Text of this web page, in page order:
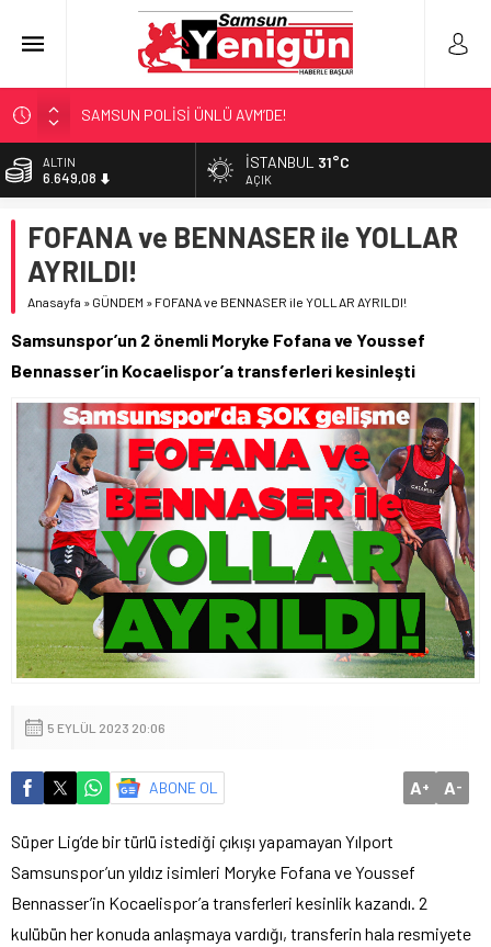
SAMSUN POLİSİ ÜNLÜ AVM’DE!
NEBİYANFEST BÜYÜLEDİ!
ULAŞIMA ZAM MI GELİYOR?
‘EL EMEĞİ’ DAYANIŞMASI
ALTIN
6.649,08
13.879,11
DOLAR
47,7124
55,1592
İSTANBUL 31°C
AÇIK
FOFANA ve BENNASER ile YOLLAR
AYRILDI!
Anasayfa » GÜNDEM » FOFANA ve BENNASER ile YOLLAR AYRILDI!
Samsunspor’un 2 önemli Moryke Fofana ve Youssef
Bennasser’in Kocaelispor’a transferleri kesinleşti
5 EYLÜL 2023 20:06
ABONE OL A+ A-
Süper Lig’de bir türlü istediği çıkışı yapamayan Yılport
Samsunspor’un yıldız isimleri Moryke Fofana ve Youssef
Bennasser’in Kocaelispor’a transferleri kesinlik kazandı. 2
kulübün her konuda anlaşmaya vardığı, transferin hala resmiyete